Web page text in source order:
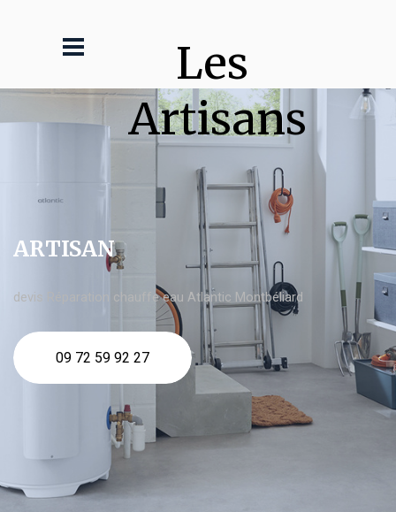
Les
Artisans
ARTISAN
devis Réparation chauffe eau Atlantic Montbéliard
09 72 59 92 27